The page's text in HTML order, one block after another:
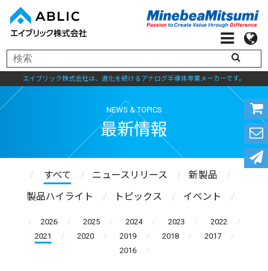
エイブリック株式会社は、進化を続けるアナログ半導体専業メーカーです。
NEWS & TOPICS
最新情報
すべて ニュースリリース
新製品
製品ハイライト
トピックス イベント
2026 2025 2024 2023
2022
2021
2020 2019 2018
2017
2016